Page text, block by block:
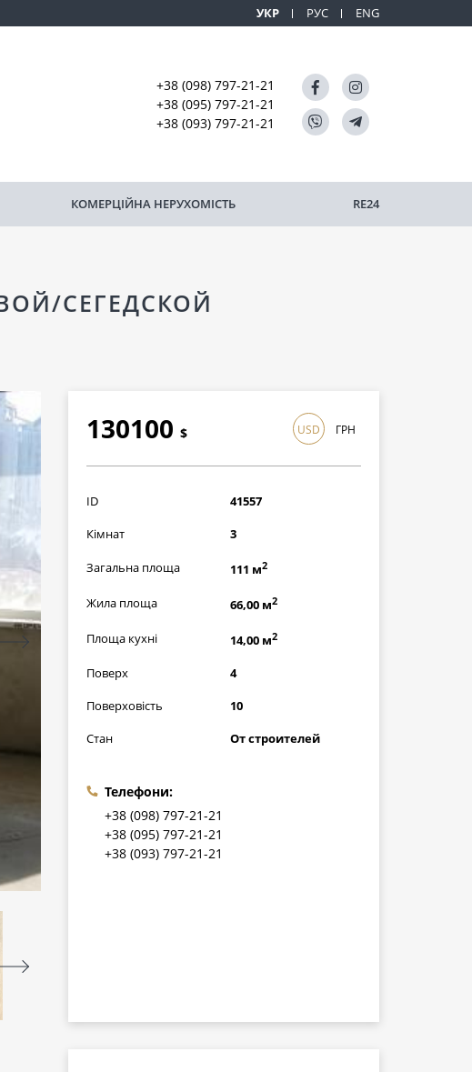
УКР РУС ENG
+38 (098) 797-21-21
+38 (095) 797-21-21
+38 (093) 797-21-21
КОМЕРЦІЙНА НЕРУХОМІСТЬ RE24
СЕГЕДСКОЙ
130100 $
3772900грн
USD ГРН
ID
41557
Кімнат
3
Загальна площа 111 м2
Жила площа 66,00 м2
Площа кухні 14,00 м2
Поверх
4
Поверховість
10
Стан
От строителей
Телефони:
+38 (098) 797-21-21
+38 (095) 797-21-21
+38 (093) 797-21-21